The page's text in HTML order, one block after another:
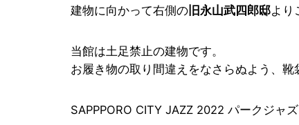
建物に向かって右側の 旧永山武四郎邸より
当館は土足禁止の建物です。
お履き物の取り間違えをなさらぬよう、靴
SAPPPORO CITY JAZZ 2022 パークジャ